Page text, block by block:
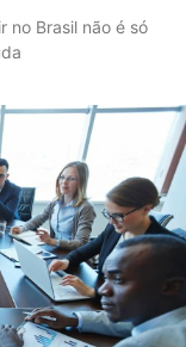
no Brasil não é só